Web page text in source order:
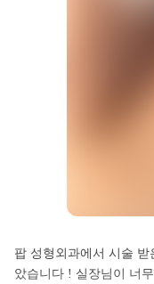
셀카
로그인 후
팝 성형외과에서 시술
았습니다 ! 실장님이 너